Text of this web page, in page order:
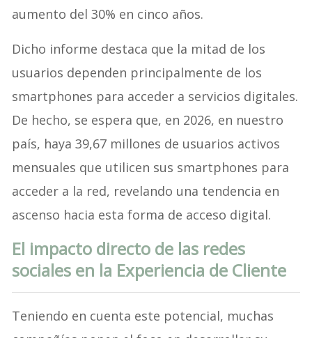
aumento del 30% en cinco años.
Dicho informe destaca que la mitad de los
usuarios dependen principalmente de los
smartphones para acceder a servicios digitales.
De hecho, se espera que, en 2026, en nuestro
país, haya 39,67 millones de usuarios activos
mensuales que utilicen sus smartphones para
acceder a la red, revelando una tendencia en
ascenso hacia esta forma de acceso digital.
El impacto directo de las redes
sociales en la Experiencia de Cliente
Teniendo en cuenta este potencial, muchas